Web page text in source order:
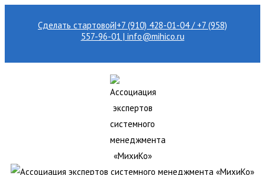
Сделать стартовой|+7 (910) 428-01-04 / +7 (958)
557-96-01 | info@mihico.ru